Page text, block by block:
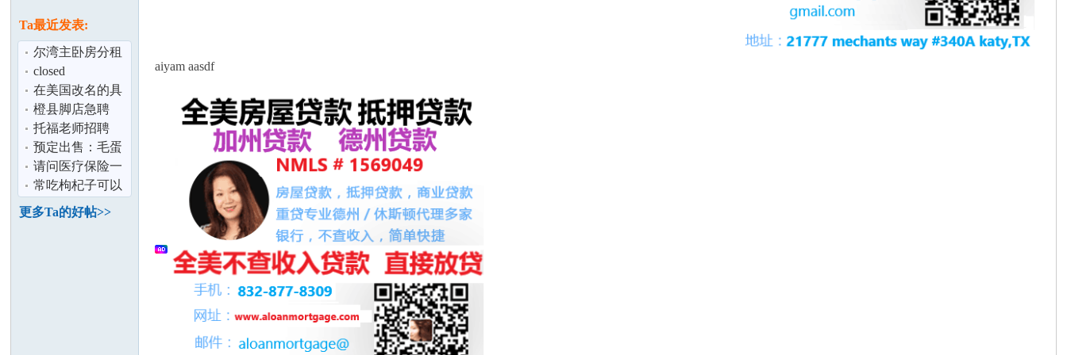
Ta最近发表:
尔湾主卧房分租
closed
在美国改名的具
体步骤是什么
橙县脚店急聘
托福老师招聘
预定出售：毛蛋
（喜蛋）．小鸡
苗,鸽子蛋、
请问医疗保险一
般多少钱一年？
留学生
常吃枸杞子可以
美容、抗疲劳，
好处多多
更多Ta的好帖>>
aiyam aasdf